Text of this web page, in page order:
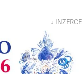
↓ INZERCE